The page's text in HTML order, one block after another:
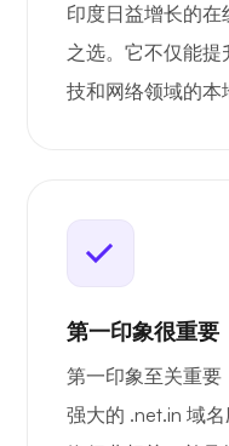
印度日益增长的
之选。它不仅能
技和网络领域的本
第一印象很重要
第一印象至关重要
强大的 .net.in 域